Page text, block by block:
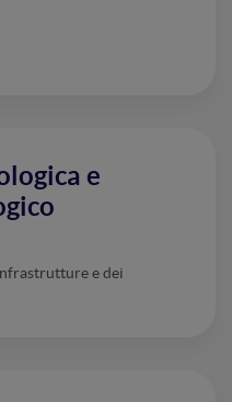
e
e dei